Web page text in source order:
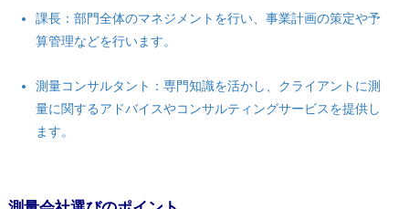
課長：部門全体のマネジメントを行い、事業計画の策定や予
算管理などを行います。
測量コンサルタント：専門知識を活かし、クライアントに測
量に関するアドバイスやコンサルティングサービスを提供し
ます。